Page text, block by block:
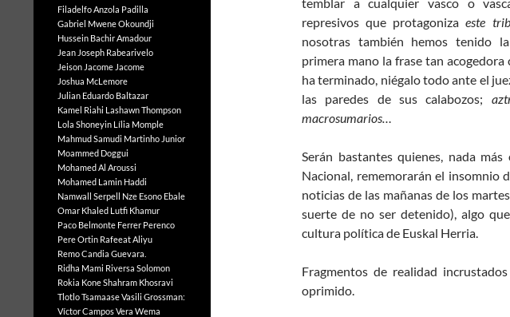
represivos que protagoniza este
nosotras también hemos tenido
primera mano la frase tan
ha terminado, niégalo todo ante el
las paredes de sus calabozos;
macrosumarios…
Serán bastantes quienes, nada
Nacional, rememorarán el insomnio
noticias de las mañanas de los
suerte de no ser detenido), algo
cultura política de Euskal Herria.
Fragmentos de realidad
oprimido.
Filadelfo Anzola Padilla
Gabriel Mwene Okoundji
Hussein Bachir Amadour
Jean Joseph Rabearivelo
Jeison Jacome Jacome
Joshua McLemore
Julian Eduardo Baltazar
Kamel Riahi Lashawn Thompson
Lola Shoneyin Lília Momple
Mahmud Samudi Martinho Junior
Moammed Doggui
Mohamed Al Aroussi
Mohamed Lamin Haddi
Namwall Serpell Nze Esono Ebale
Omar Khaled Lutfi Khamur
Paco Belmonte Ferrer Perenco
Pere Ortin Rafeeat Aliyu
Remo Candia Guevara.
Ridha Mami Riversa Solomon
Rokia KoneShahram Khosravi
Tlotlo TsamaaseVasili Grossman:
Víctor Campos Vera Wema